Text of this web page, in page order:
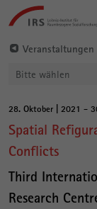
Gehe
direkt
zu:
Leibniz-
Institut
für
Sozialforschung
Veranstaltungen
Bitte wählen
Hauptinhalt
28. Oktober | 2021 -
Spatial
Conflicts
Third
Research